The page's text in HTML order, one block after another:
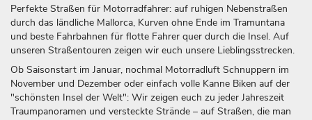
Perfekte Straßen für Motorradfahrer: auf ruhigen Nebenstraßen
durch das ländliche Mallorca, Kurven ohne Ende im Tramuntana
und beste Fahrbahnen für flotte Fahrer quer durch die Insel. Auf
unseren Straßentouren zeigen wir euch unsere Lieblingsstrecken.
Ob Saisonstart im Januar, nochmal Motorradluft Schnuppern im
November und Dezember oder einfach volle Kanne Biken auf der
"schönsten Insel der Welt": Wir zeigen euch zu jeder Jahreszeit
Traumpanoramen und versteckte Strände – auf Straßen, die man